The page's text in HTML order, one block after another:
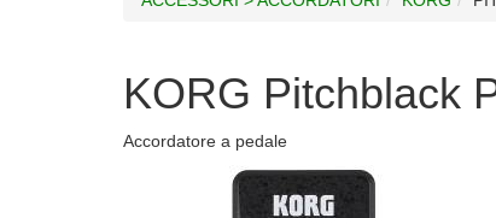
KORG Pitchblack
Accordatore a pedale